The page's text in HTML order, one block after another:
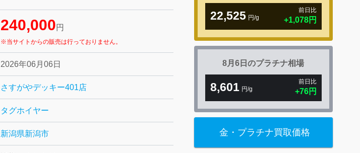
240,000 円
※当サイトからの販売は行っておりません。
2026年06月06日
さすがやデッキー401店
タグホイヤー
新潟県新潟市
22,525 円/g
前日比
+1,078円
8月6日のプラチナ相場
8,601 円/g
前日比
+76円
金・プラチナ買取価格